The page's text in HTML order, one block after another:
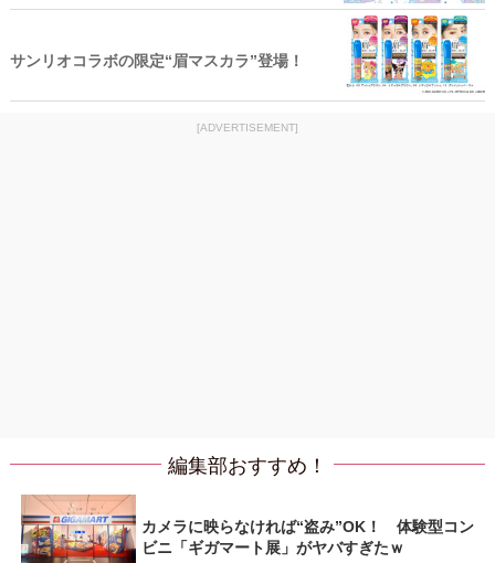
サンリオコラボの限定“眉マスカラ”登場！
[ADVERTISEMENT]
編集部おすすめ！
カメラに映らなければ“盗み”OK！ 体験型コン
ビニ「ギガマート展」がヤバすぎたｗ